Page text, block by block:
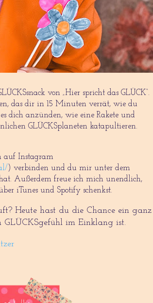
von „Hier spricht das GLÜCK“.
das dir in 15 Minuten verrät, wie du
dich anzünden, wie eine Rakete und
GLÜCKSplaneten katapultieren.
auf Instagram
) verbinden und du mir unter dem
Außerdem freue ich mich unendlich,
iTunes und Spotify schenkst.
Heute hast du die Chance ein ganz
GLÜCKSgefühl im Einklang ist.